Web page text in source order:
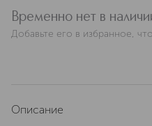
Временно нет в
Добавьте его в избранное,
Описание